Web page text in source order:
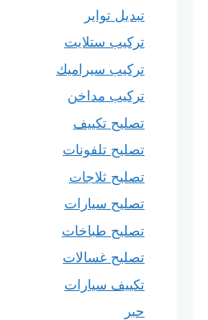
تبديل تواير
تركيب ستلايت
تركيب سيراميك
تركيب مداخن
تصليح تكييف
تصليح تلفونات
تصليح ثلاجات
تصليح سيارات
تصليح طباخات
تصليح غسالات
تكييف سيارات
حبر